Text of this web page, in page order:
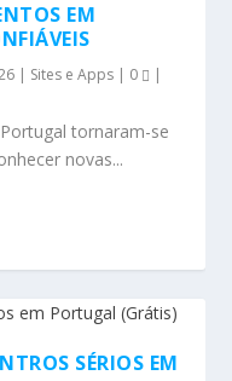
EM
| Sites e Apps | 0 |
tornaram-se
novas...
SÉRIOS EM